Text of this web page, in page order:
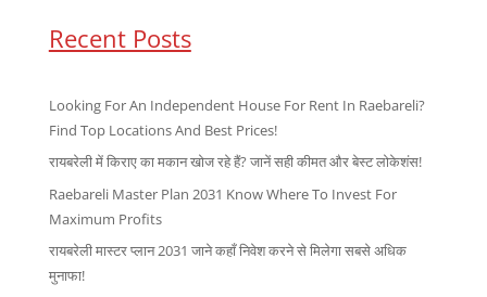
Recent Posts
Looking For An Independent House For Rent In Raebareli?
Find Top Locations And Best Prices!
रायबरेली में किराए का मकान खोज रहे हैं? जानें सही कीमत और बेस्ट लोकेशंस!
Raebareli Master Plan 2031 Know Where To Invest For
Maximum Profits
रायबरेली मास्टर प्लान 2031 जाने कहाँ निवेश करने से मिलेगा सबसे अधिक
मुनाफा!